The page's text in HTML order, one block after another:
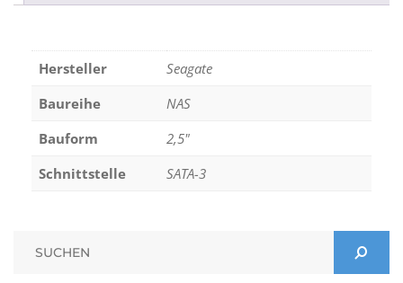
Hersteller
Seagate
Baureihe
NAS
Bauform
2,5"
Schnittstelle
SATA-3